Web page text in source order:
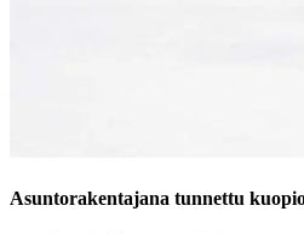
Asuntorakentajana tunnettu